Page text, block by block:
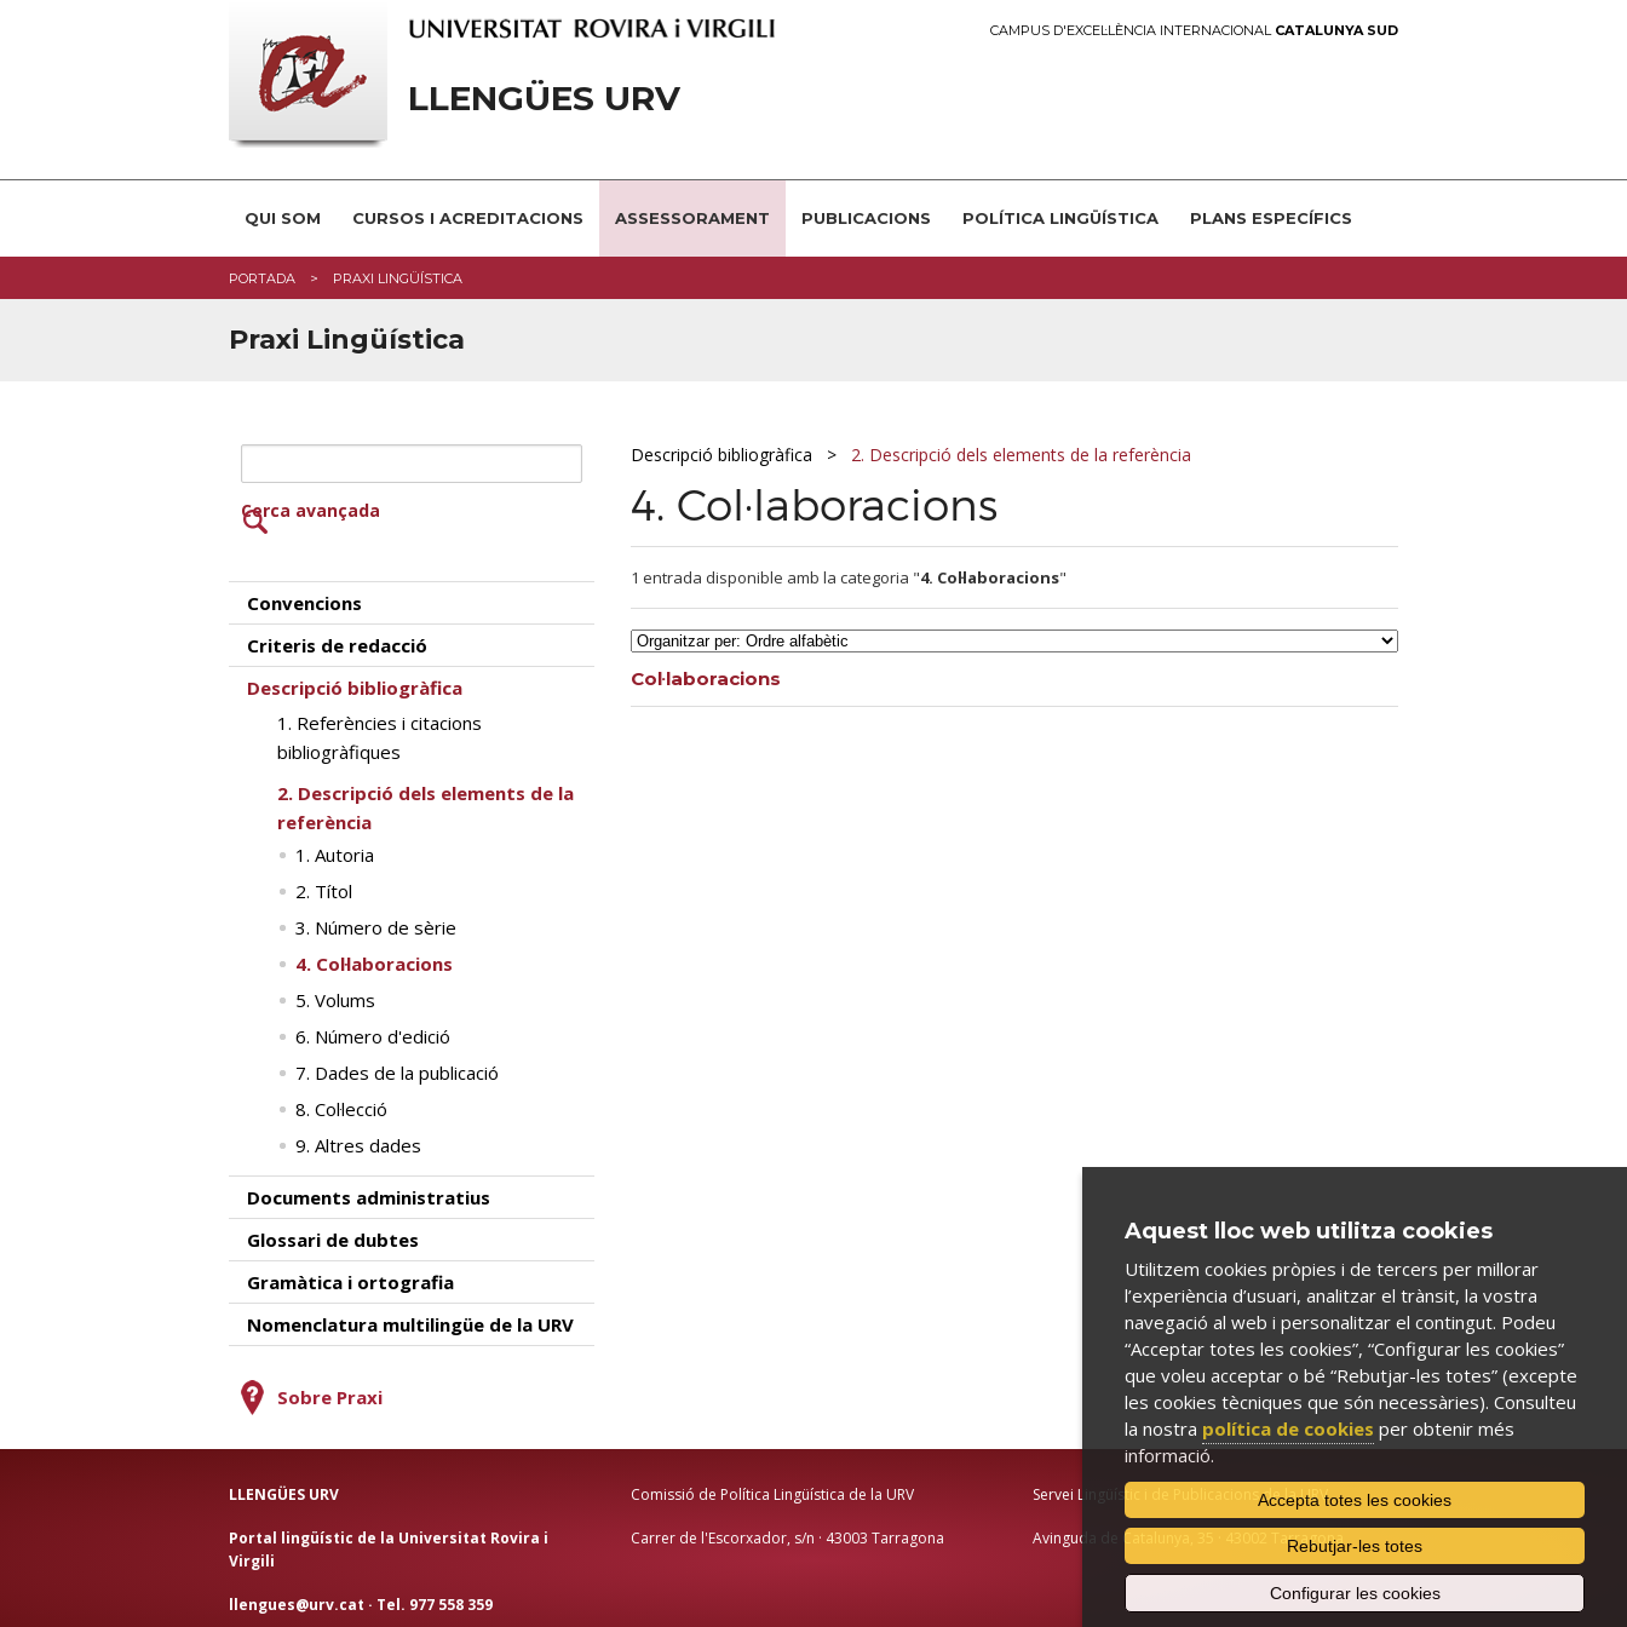
CAMPUS D'EXCEL·LÈNCIA INTERNACIONAL CATALUNYA SUD
LLENGÜES URV
QUI SOM CURSOS I ACREDITACIONS ASSESSORAMENT PUBLICACIONS POLÍTICA LINGÜÍSTICA PLANS ESPECÍFICS
PORTADA PRAXI LINGÜÍSTICA
Praxi Lingüística
Descripció bibliogràfica 2. Descripció dels elements de la referència
4. Col·laboracions
1 entrada disponible amb la categoria "4. Col·laboracions"
Col·laboracions
Cerca avançada
Convencions
Criteris de redacció
Descripció bibliogràfica
1. Referències i citacions
bibliogràfiques
2. Descripció dels elements de la
referència
1. Autoria
2. Títol
3. Número de sèrie
4. Col·laboracions
5. Volums
6. Número d'edició
7. Dades de la publicació
8. Col·lecció
9. Altres dades
Documents administratius
Glossari de dubtes
Gramàtica i ortografia
Nomenclatura multilingüe de la URV
Sobre Praxi
LLENGÜES URV
Portal lingüístic de la Universitat Rovira i
Virgili
llengues@urv.cat · Tel. 977 558 359
Comissió de Política Lingüística de la URV
Carrer de l'Escorxador, s/n · 43003 Tarragona
Servei Lingüístic i de Publicacions de la URV
Avinguda de Catalunya, 35 · 43002 Tarragona
Aquest lloc web utilitza cookies
Utilitzem cookies pròpies i de tercers per millorar
l’experiència d’usuari, analitzar el trànsit, la vostra
navegació al web i personalitzar el contingut. Podeu
“Acceptar totes les cookies”, “Configurar les cookies”
que voleu acceptar o bé “Rebutjar-les totes” (excepte
les cookies tècniques que són necessàries). Consulteu
la nostra política de cookies per obtenir més
informació.
Accepta totes les cookies
Rebutjar-les totes
Configurar les cookies